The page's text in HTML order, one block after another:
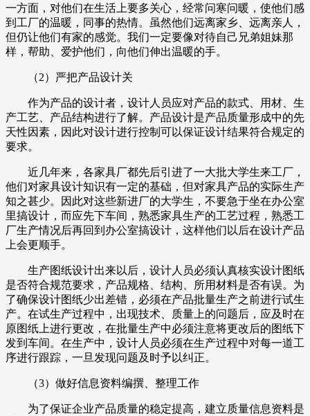
一方面，对他们在生活上要多关心，经常问寒问暖，使他们感
到工厂的温暖，同事的热情。虽然他们远离家乡、远离亲人，
但仍让他们有家的感觉。我们一定要像对待自己兄弟姐妹那
样，帮助、爱护他们，向他们伸出温暖的手。
（2）严把产品设计关
作为产品的设计者，设计人员应对产品的款式、用材、生
产工艺、产品结构进行了解。产品设计是产品质量形成中的先
天性因素，因此对设计进行控制可以保证设计结果符合规定的
要求。
近几年来，各家具厂都先后引进了一大批大学生来工厂，
他们对家具设计知识有一定的基础，但对家具产品的实际生产
知之甚少。因此对这些新进厂的大学生，不要急于坐在办公室
里搞设计，而应先下车间，熟悉家具生产的工艺过程，熟悉工
厂生产情况后再回到办公室搞设计，这样他们以后在设计产品
上会更顺手。
生产图纸设计出来以后，设计人员必须认真核实设计图纸
是否符合规范要求，产品规格、结构、所用材料是否有误。为
了确保设计图纸少出差错，必须在产品批量生产之前进行试生
产。在试生产过程中，出现技术、质量上的问题后，应及时在
原图纸上进行更改，在批量生产中必须注意将更改后的图纸下
发到车间。在生产中，设计人员必须在生产过程中对每一道工
序进行跟踪，一旦发现问题及时予以纠正。
（3）做好信息资料编撰、整理工作
为了保证企业产品质量的稳定提高，建立质量信息资料是